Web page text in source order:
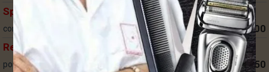
Spada
concassè, mozzarella, spada*, prezzemolo
10,00
Reale
pomodoro, mozzarella, asparagi*, gamberi*, speck 10,50